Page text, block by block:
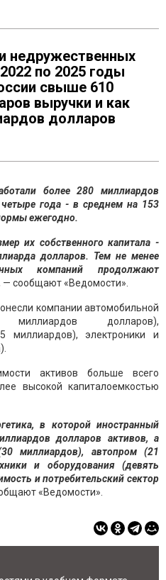
недружественных
по 2025 годы
свыше 610
выручки и как
долларов
более 280 миллиардов
года - в среднем на 153
ежегодно.
их собственного капитала -
долларов. Тем не менее
компаний продолжают
— сообщают «Ведомости».
компании автомобильной
долларов),
миллиардов), электроники и
активов больше всего
высокой капиталоемкостью
в которой иностранный
долларов активов, а
миллиардов), автопром (21
и оборудования (девять
и потребительский сектор
«Ведомости».